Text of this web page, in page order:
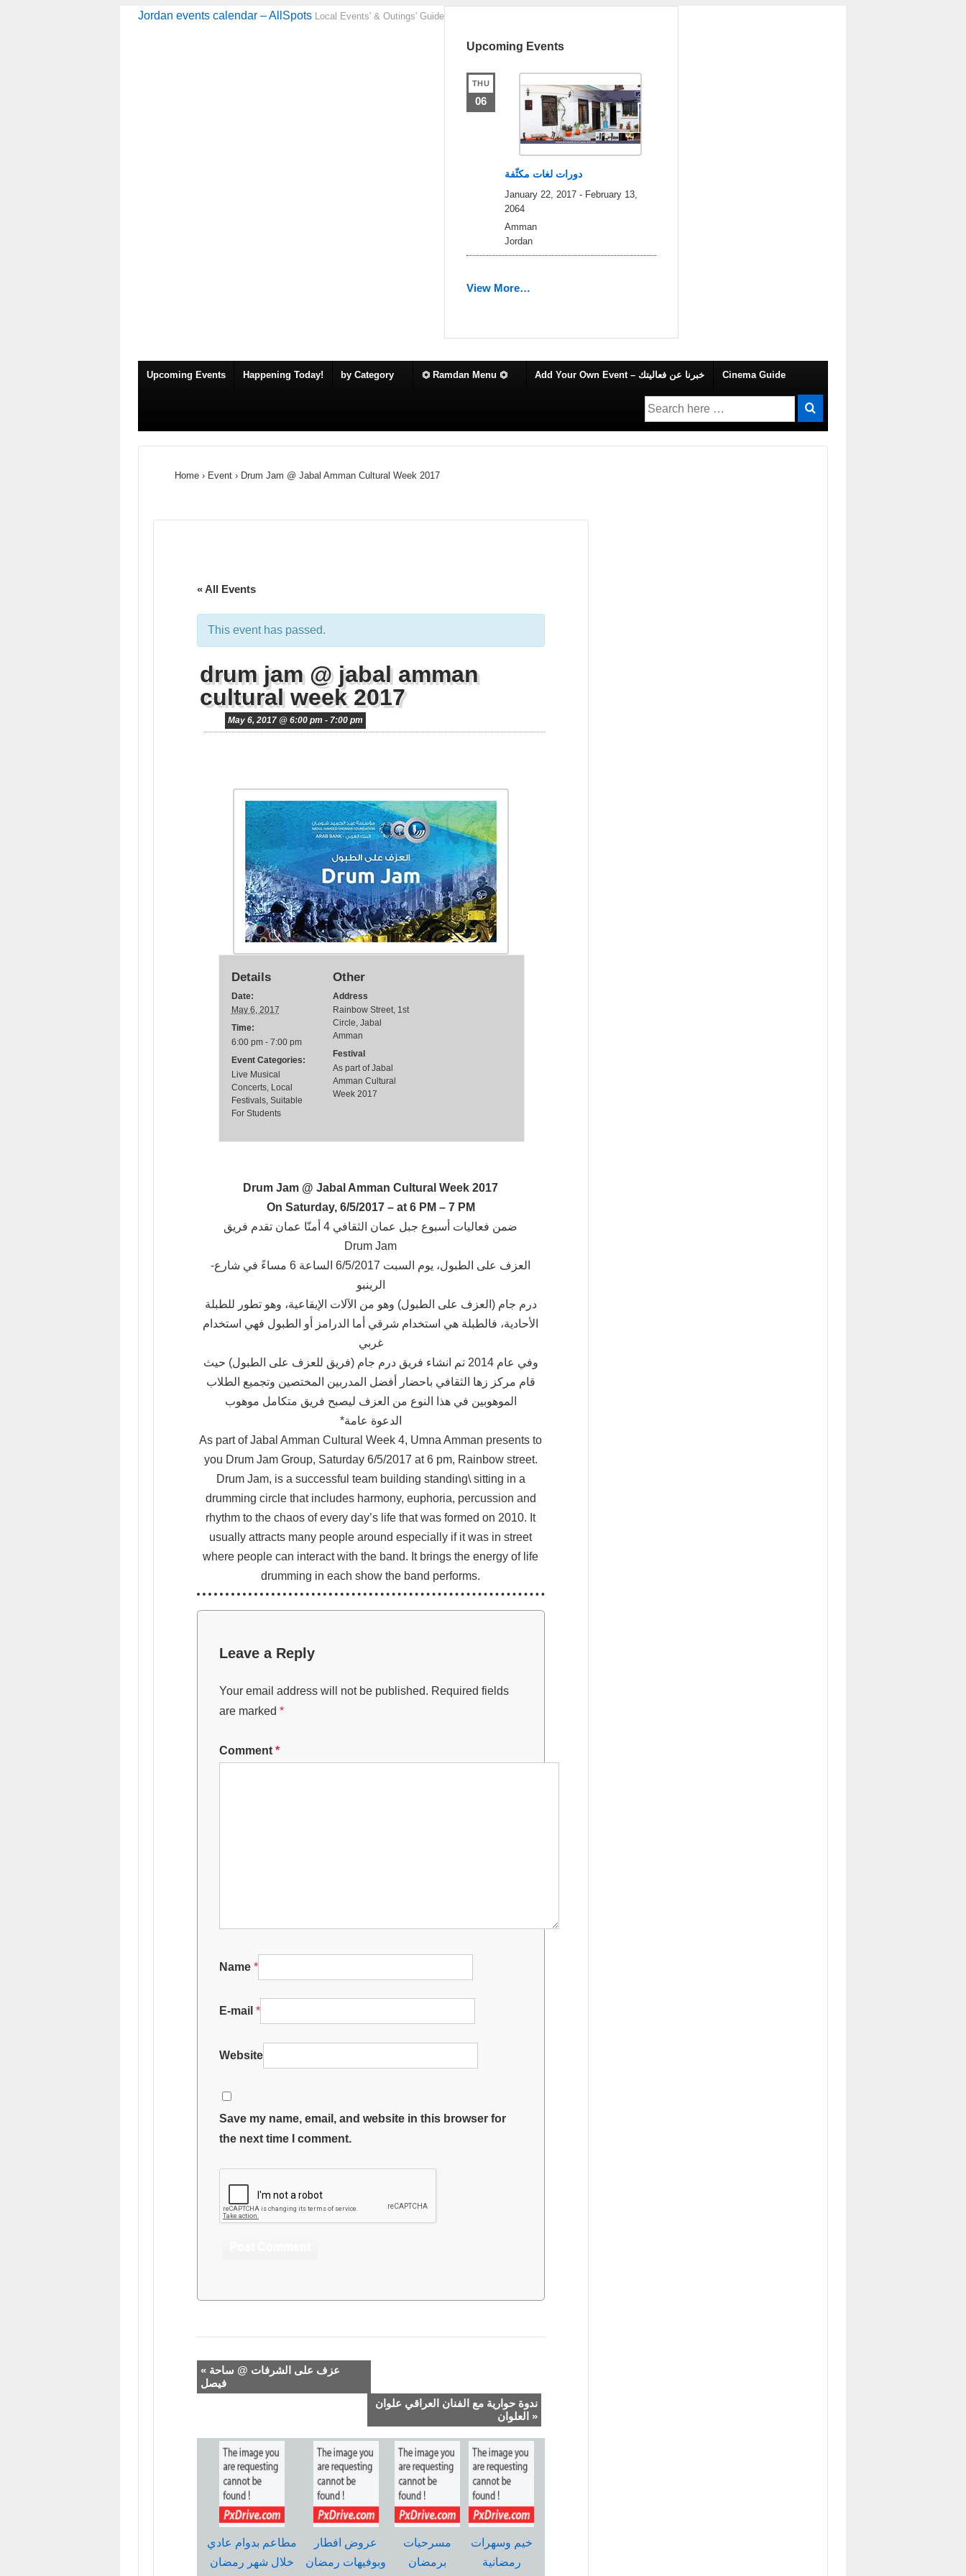
Jordan events calendar – AllSpots Local Events' & Outings' Guide
Upcoming Events
THU
06
دورات لغات مكثّفة
January 22, 2017- February 13,
2064
Amman
Jordan
View More…
Upcoming Events Happening Today! by Category ⏣ Ramdan Menu ⏣ Add Your Own Event – خبرنا عن فعاليتك Cinema Guide
Search
for:
Home › Event › Drum Jam @ Jabal Amman Cultural Week 2017
« All Events
This event has passed.
drum jam @ jabal amman
cultural week 2017
May 6, 2017 @ 6:00 pm - 7:00 pm
Details
Date:
May 6, 2017
Time:
6:00 pm - 7:00 pm
Event Categories:
Live Musical
Concerts, Local
Festivals, Suitable
For Students
Other
Address
Rainbow Street, 1st
Circle, Jabal
Amman
Festival
As part of Jabal
Amman Cultural
Week 2017
Drum Jam @ Jabal Amman Cultural Week 2017
On Saturday, 6/5/2017 – at 6 PM – 7 PM
ضمن فعاليات أسبوع جبل عمان الثقافي 4 أمنّا عمان تقدم فريق
Drum Jam
-العزف على الطبول، يوم السبت 6/5/2017 الساعة 6 مساءً في شارع
الرينبو
درم جام (العزف على الطبول) وهو من الآلات الإيقاعية، وهو تطور للطبلة
الأحادية، فالطبلة هي استخدام شرقي أما الدرامز أو الطبول فهي استخدام
غربي
وفي عام 2014 تم انشاء فريق درم جام (فريق للعزف على الطبول) حيث
قام مركز زها الثقافي باحضار أفضل المدربين المختصين وتجميع الطلاب
الموهوبين في هذا النوع من العزف ليصبح فريق متكامل موهوب
*الدعوة عامة
As part of Jabal Amman Cultural Week 4, Umna Amman presents to
you Drum Jam Group, Saturday 6/5/2017 at 6 pm, Rainbow street.
Drum Jam, is a successful team building standing\ sitting in a
drumming circle that includes harmony, euphoria, percussion and
rhythm to the chaos of every day’s life that was formed on 2010. It
usually attracts many people around especially if it was in street
where people can interact with the band. It brings the energy of life
drumming in each show the band performs.
Leave a Reply
Your email address will not be published. Required fields
are marked *
Comment *
Name *
E-mail *
Website
Save my name, email, and website in this browser for
the next time I comment.
« عزف على الشرفات @ ساحة
فيصل
ندوة حوارية مع الفنان العراقي علوان
العلوان »
مطاعم بدوام عادي
خلال شهر رمضان
عروض افطار
وبوفيهات رمضان
مسرحيات
برمضان
خيم وسهرات
رمضانية